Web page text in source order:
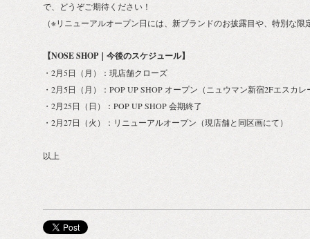
で、どうぞご期待ください！
（※リニューアルオープン日には、新ブランドのお披露目や、特別な
【NOSE SHOP｜今後のスケジュール】
・2月5日（月）：現店舗クローズ
・2月5日（月）：POP UP SHOP オープン（ニュウマン新宿2Fエスカ
・2月25日（日）：POP UP SHOP 会期終了
・2月27日（火）：リニューアルオープン（現店舗と同区画にて）
以上